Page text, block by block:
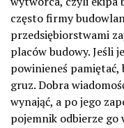
często firmy
przedsiębiorstwami
placów budowy. Jeśli
powinieneś
gruz. Dobra
wynająć, a po jego
pojemnik odbierze go